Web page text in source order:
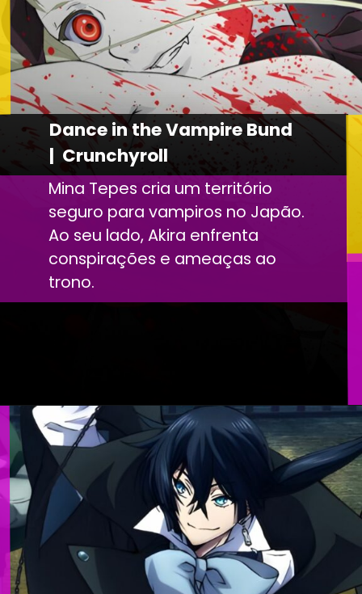
Dance in the Vampire Bund
| Crunchyroll
Mina Tepes cria um território
seguro para vampiros no Japão.
Ao seu lado, Akira enfrenta
conspirações e ameaças ao
trono.